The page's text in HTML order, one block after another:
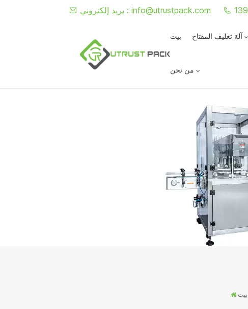
بريد إلكتروني : info@utrustpack.com
بيت آلة تغليف المفتاح
من نحن
بيت